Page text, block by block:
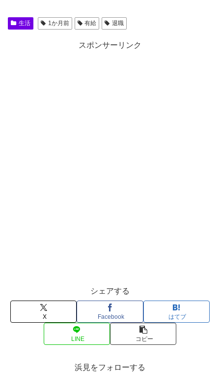
生活 1か月前 有給 退職
スポンサーリンク
シェアする
X Facebook はてブ
LINE コピー
浜見をフォローする